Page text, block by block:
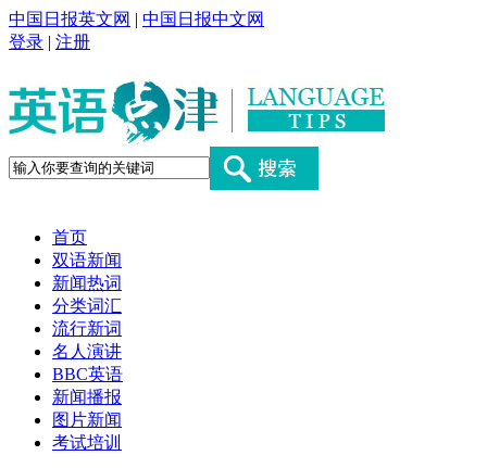
中国日报英文网 | 中国日报中文网
登录 | 注册
首页
双语新闻
新闻热词
分类词汇
流行新词
名人演讲
BBC英语
新闻播报
图片新闻
考试培训